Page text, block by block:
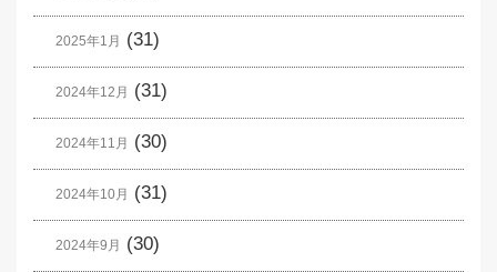
2025年1月 (31)
2024年12月 (31)
2024年11月 (30)
2024年10月 (31)
2024年9月 (30)